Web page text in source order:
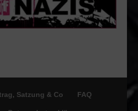
Satzung & Co FAQ